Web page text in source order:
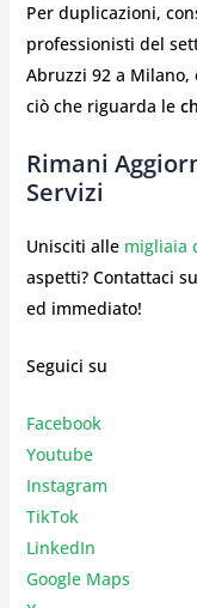
Per duplicazioni,
professionisti del
Abruzzi 92 a
ciò che riguarda le
Rimani
Servizi
Unisciti alle migliaia
aspetti? Contattaci su
ed immediato!
Seguici su
Facebook
Youtube
Instagram
TikTok
LinkedIn
Google Maps